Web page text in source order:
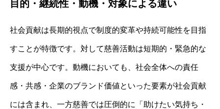
目的・継続性・動機・対象による違い
社会貢献は長期的視点で制度的変革や持続可能性を目指
すことが特徴です。対して慈善活動は短期的・緊急的な
支援が中心です。動機においても、社会全体への責任
感・共感・企業のブランド価値といった要素が社会貢献
には含まれ、一方慈善では圧倒的に「助けたい気持ち・